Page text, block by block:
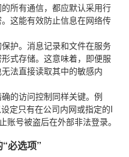
所有通信，都应默认采用行
这能有效防止信息在网络传
护。消息记录和文件在服务
式存储。这意味着，即便服
法直接读取其中的敏感内
的访问控制同样关键。例
定只有在公司内网或指定的I
账号被盗后在外部非法登录。
必选项”